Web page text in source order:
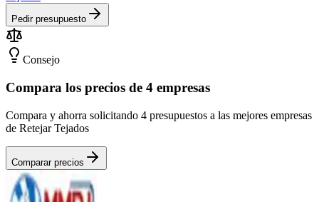
Pedir presupuesto
Consejo
Compara los precios de 4 empresas
Compara y ahorra solicitando 4 presupuestos a las mejores empresas
de Retejar Tejados
Comparar precios